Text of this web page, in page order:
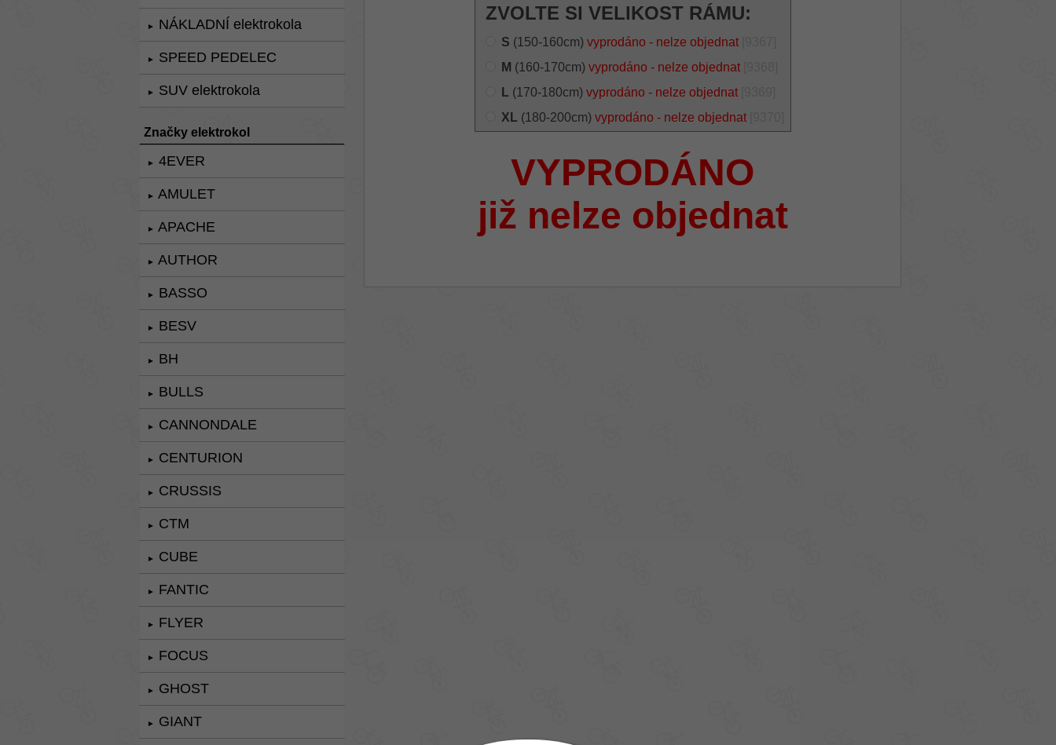
► NÁKLADNÍ elektrokola
► SPEED PEDELEC
► SUV elektrokola
Značky elektrokol
► 4EVER
► AMULET
► APACHE
► AUTHOR
► BASSO
► BESV
► BH
► BULLS
► CANNONDALE
► CENTURION
► CRUSSIS
► CTM
► CUBE
► FANTIC
► FLYER
► FOCUS
► GHOST
► GIANT
ZVOLTE SI VELIKOST RÁMU:
S (150-160cm) vyprodáno - nelze objednat
M (160-170cm) vyprodáno - nelze objednat
L (170-180cm) vyprodáno - nelze objednat
XL (180-200cm) vyprodáno - nelze objednat
VYPRODÁNO
již nelze objednat